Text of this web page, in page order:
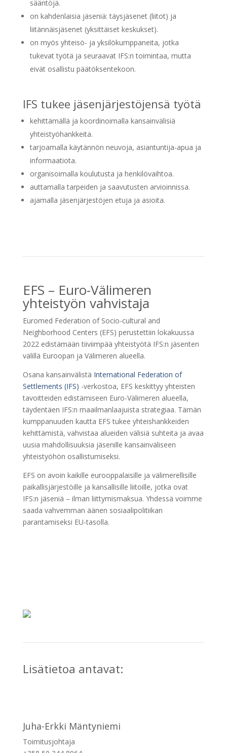
sääntöjä.
on kahdenlaisia jäseniä: täysjäsenet (liitot) ja
liitännäisjäsenet (yksittäiset keskukset).
on myös yhteisö- ja yksilökumppaneita, jotka
tukevat työtä ja seuraavat IFS:n toimintaa, mutta
eivät osallistu päätöksentekoon.
IFS tukee jäsenjärjestöjensä työtä
kehittämällä ja koordinoimalla kansainvälisiä
yhteistyöhankkeita.
tarjoamalla käytännön neuvoja, asiantuntija-apua ja
informaatiota.
organisoimalla koulutusta ja henkilövaihtoa.
auttamalla tarpeiden ja saavutusten arvioinnissa.
ajamalla jäsenjärjestöjen etuja ja asioita.
EFS – Euro-Välimeren
yhteistyön vahvistaja
Euromed Federation of Socio-cultural and
Neighborhood Centers (EFS) perustettiin lokakuussa
2022 edistämään tiiviimpää yhteistyötä IFS:n jäsenten
välillä Euroopan ja Välimeren alueella.
Osana kansainvälistä International Federation of
Settlements (IFS) -verkostoa, EFS keskittyy yhteisten
tavoitteiden edistämiseen Euro-Välimeren alueella,
täydentäen IFS:n maailmanlaajuista strategiaa. Tämän
kumppanuuden kautta EFS tukee yhteishankkeiden
kehittämistä, vahvistaa alueiden välisiä suhteita ja avaa
uusia mahdollisuuksia jäsenille kansainväliseen
yhteistyöhön osallistumiseksi.
EFS on avoin kaikille eurooppalaisille ja välimerellisille
paikallisjärjestöille ja kansallisille liitoille, jotka ovat
IFS:n jäseniä – ilman liittymismaksua. Yhdessä voimme
saada vahvemman äänen sosiaalipolitiikan
parantamiseksi EU-tasolla.
Lisätietoa antavat:
Juha-Erkki Mäntyniemi
Toimitusjohtaja